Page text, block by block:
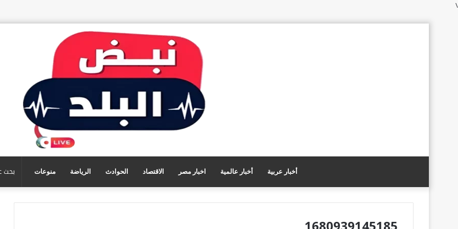
\
أخبار عربية أخبار عالمية اخبار مصر الاقتصاد الحوادث الرياضة منوعات